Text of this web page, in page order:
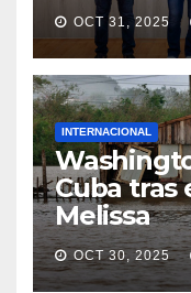
OCT 31, 2025
INTERNACIONAL
Cuba tras
Melissa
OCT 30, 2025